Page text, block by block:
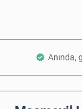
Anında,